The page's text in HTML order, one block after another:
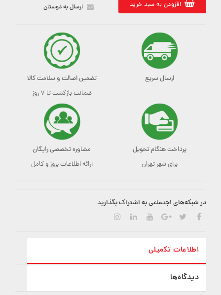
افزودن به سبد خرید ارسال به دوستان
ارسال سریع تضمین اصالت و سلامت کالا
ضمانت بازگشت تا ۷ روز
پرداخت هنگام تحویل
برای شهر تهران
مشاوره تخصصی رایگان
ارائه اطلاعات بروز و کامل
در شبکه‌های اجتماعی به اشتراک بگذارید
اطلاعات تکمیلی
دیدگاه‌ها